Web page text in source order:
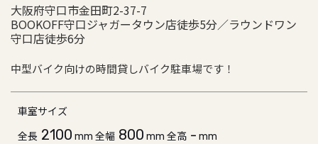
大阪府守口市金田町2-37-7
BOOKOFF守口ジャガータウン店徒歩5分／ラウンドワン
守口店徒歩6分
中型バイク向けの時間貸しバイク駐車場です！
車室サイズ
全長 2100 mm 全幅 800 mm 全高 - mm